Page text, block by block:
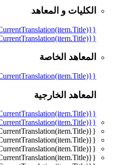
الكليات و المعاهد
{{mmc.getCurrentTranslation(item.Title)}}
{{mmc.getCurrentTranslation(item.Title)}}
المعاهد الخاصة
{{mmc.getCurrentTranslation(item.Title)}}
المعاهد الخارجية
{{mmc.getCurrentTranslation(item.Title)}}
{{mmc.getCurrentTranslation(item.Title)}}
{{mmc.getCurrentTranslation(item.Title)}}
{{mmc.getCurrentTranslation(item.Title)}}
{{mmc.getCurrentTranslation(item.Title)}}
{{mmc.getCurrentTranslation(item.Title)}}